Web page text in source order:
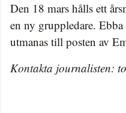
Den 18 mars hålls ett
en ny gruppledare.
utmanas till posten av
Kontakta journalisten: